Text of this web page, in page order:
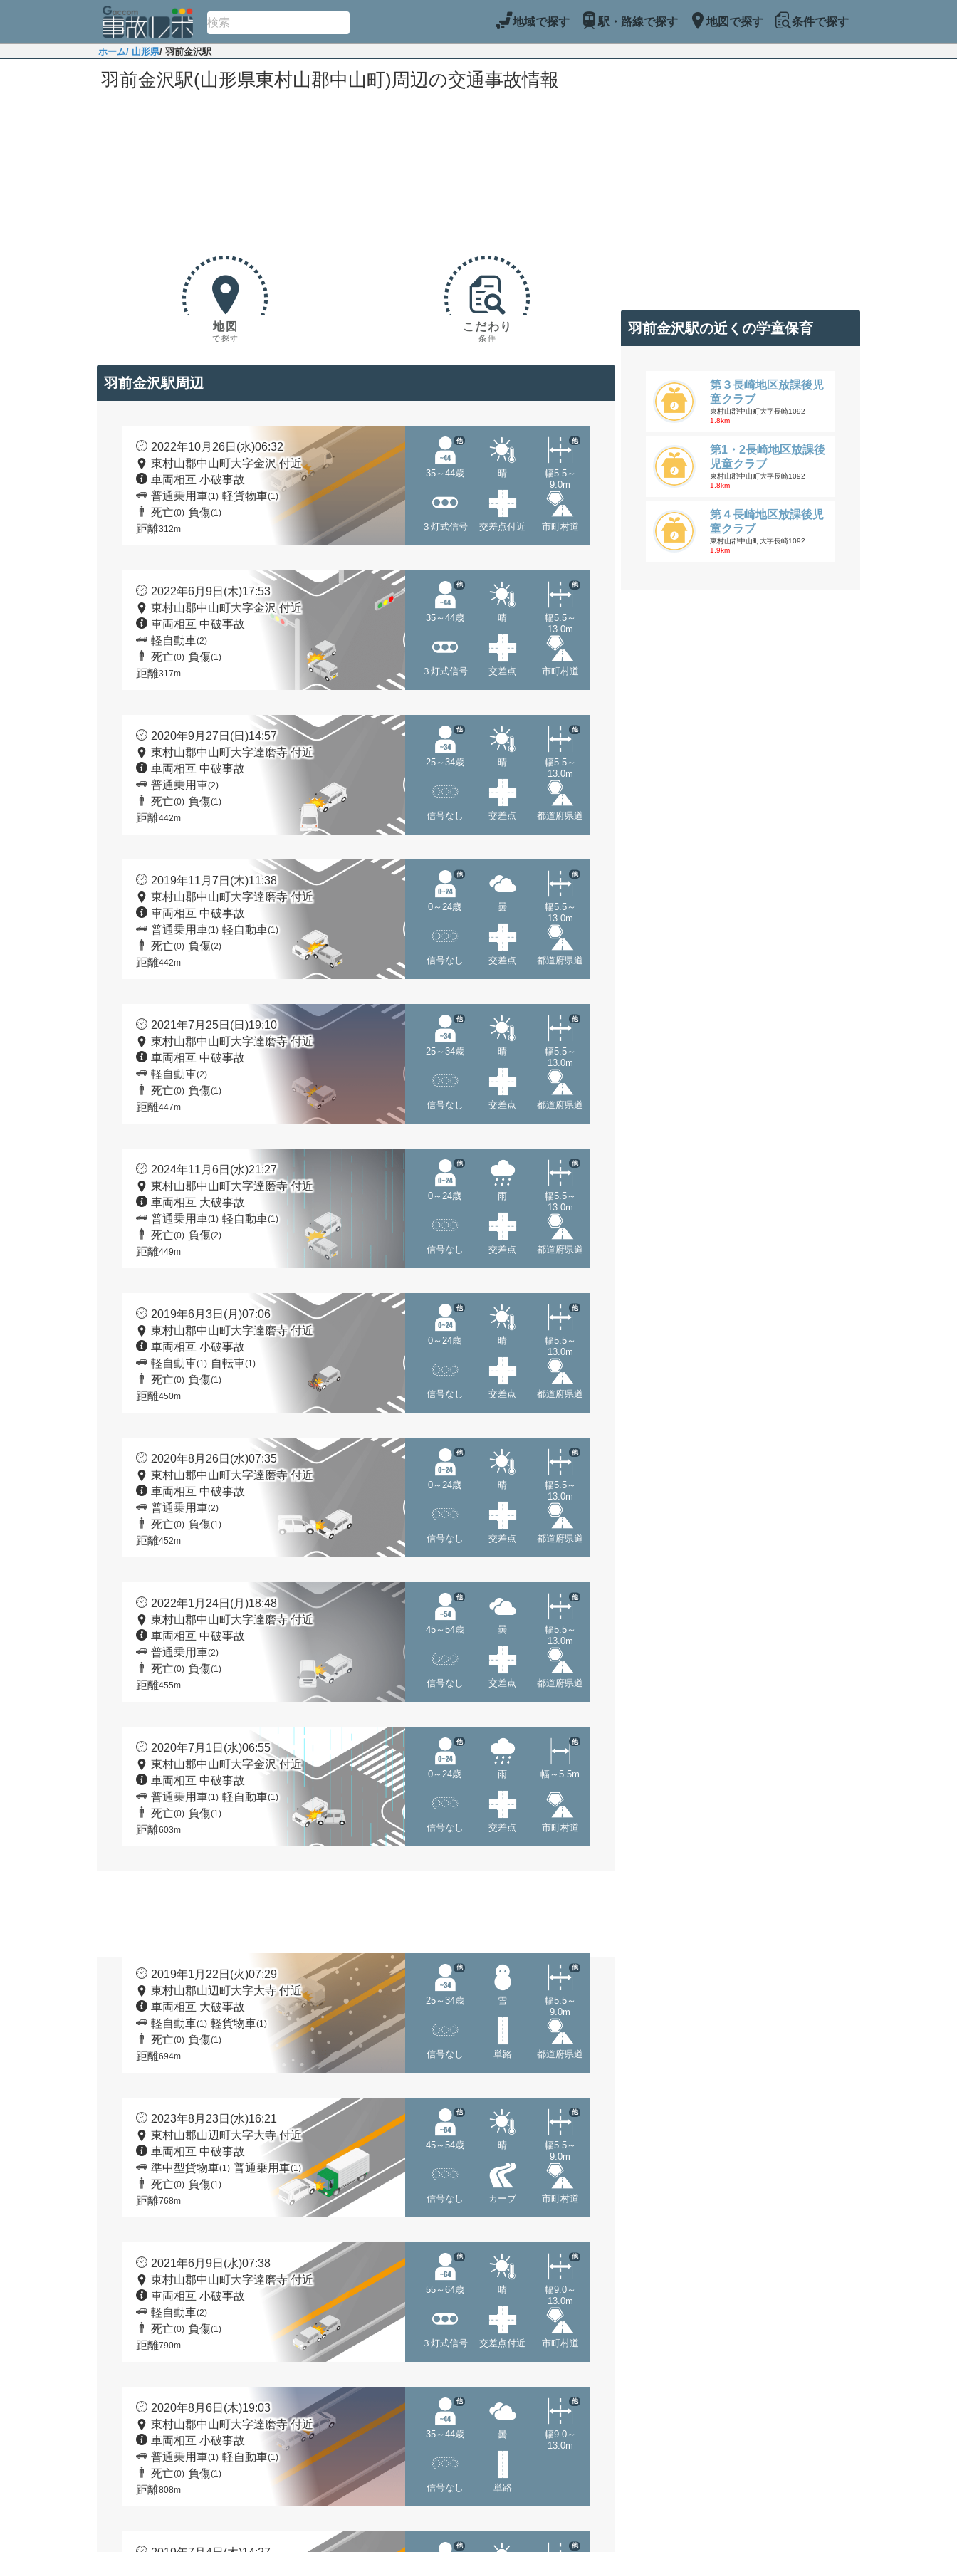
地域で探す 駅・路線で探す 地図で探す 条件で探す
ホーム/ 山形県/ 羽前金沢駅
羽前金沢駅(山形県東村山郡中山町)周辺の交通事故情報
地図
で探す
こだわり
条件
羽前金沢駅周辺
2022年10月26日(水)06:32
東村山郡中山町大字金沢 付近
車両相互 小破事故
普通乗用車(1) 軽貨物車(1)
死亡(0) 負傷(1)
距離312m
35～44歳
他
晴
幅5.5～
9.0m
他
３灯式信号 交差点付近 市町村道
2022年6月9日(木)17:53
東村山郡中山町大字金沢 付近
車両相互 中破事故
軽自動車(2)
死亡(0) 負傷(1)
距離317m
35～44歳
他
晴
幅5.5～
13.0m
他
３灯式信号 交差点 市町村道
2020年9月27日(日)14:57
東村山郡中山町大字達磨寺 付近
車両相互 中破事故
普通乗用車(2)
死亡(0) 負傷(1)
距離442m
25～34歳
他
晴
幅5.5～
13.0m
他
信号なし 交差点 都道府県道
2019年11月7日(木)11:38
東村山郡中山町大字達磨寺 付近
車両相互 中破事故
普通乗用車(1) 軽自動車(1)
死亡(0) 負傷(2)
距離442m
0～24歳
他
曇
幅5.5～
13.0m
他
信号なし 交差点 都道府県道
2021年7月25日(日)19:10
東村山郡中山町大字達磨寺 付近
車両相互 中破事故
軽自動車(2)
死亡(0) 負傷(1)
距離447m
25～34歳
他
晴
幅5.5～
13.0m
他
信号なし 交差点 都道府県道
2024年11月6日(水)21:27
東村山郡中山町大字達磨寺 付近
車両相互 大破事故
普通乗用車(1) 軽自動車(1)
死亡(0) 負傷(2)
距離449m
0～24歳
他
雨
幅5.5～
13.0m
他
信号なし 交差点 都道府県道
2019年6月3日(月)07:06
東村山郡中山町大字達磨寺 付近
車両相互 小破事故
軽自動車(1) 自転車(1)
死亡(0) 負傷(1)
距離450m
0～24歳
他
晴
幅5.5～
13.0m
他
信号なし 交差点 都道府県道
2020年8月26日(水)07:35
東村山郡中山町大字達磨寺 付近
車両相互 中破事故
普通乗用車(2)
死亡(0) 負傷(1)
距離452m
0～24歳
他
晴
幅5.5～
13.0m
他
信号なし 交差点 都道府県道
2022年1月24日(月)18:48
東村山郡中山町大字達磨寺 付近
車両相互 中破事故
普通乗用車(2)
死亡(0) 負傷(1)
距離455m
45～54歳
他
曇
幅5.5～
13.0m
他
信号なし 交差点 都道府県道
2020年7月1日(水)06:55
東村山郡中山町大字金沢 付近
車両相互 中破事故
普通乗用車(1) 軽自動車(1)
死亡(0) 負傷(1)
距離603m
0～24歳
他
雨 幅～5.5m
他
信号なし 交差点 市町村道
2019年1月22日(火)07:29
東村山郡山辺町大字大寺 付近
車両相互 大破事故
軽自動車(1) 軽貨物車(1)
死亡(0) 負傷(1)
距離694m
25～34歳
他
雪
幅5.5～
9.0m
他
信号なし 単路 都道府県道
2023年8月23日(水)16:21
東村山郡山辺町大字大寺 付近
車両相互 中破事故
準中型貨物車(1) 普通乗用車(1)
死亡(0) 負傷(1)
距離768m
45～54歳
他
晴
幅5.5～
9.0m
他
信号なし カーブ 市町村道
2021年6月9日(水)07:38
東村山郡中山町大字達磨寺 付近
車両相互 小破事故
軽自動車(2)
死亡(0) 負傷(1)
距離790m
55～64歳
他
晴
幅9.0～
13.0m
他
３灯式信号 交差点付近 市町村道
2020年8月6日(木)19:03
東村山郡中山町大字達磨寺 付近
車両相互 小破事故
普通乗用車(1) 軽自動車(1)
死亡(0) 負傷(1)
距離808m
35～44歳
他
曇
幅9.0～
13.0m
他
信号なし 単路
他 他
羽前金沢駅の近くの学童保育
第３長崎地区放課後児
童クラブ
東村山郡中山町大字長崎1092
1.8km
第1・2長崎地区放課後
児童クラブ
東村山郡中山町大字長崎1092
1.8km
第４長崎地区放課後児
童クラブ
東村山郡中山町大字長崎1092
1.9km